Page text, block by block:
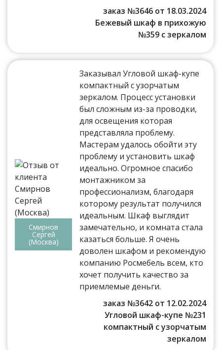
заказ №3646 от 18.03.2024
Бежевый шкаф в прихожую
№359 с зеркалом
Смирнов
Сергей
(Москва)
Заказывал Угловой шкаф-купе
компактный с узорчатым
зеркалом. Процесс установки
был сложным из-за проводки,
для освещения которая
представляла проблему.
Мастерам удалось обойти эту
проблему и установить шкаф
идеально. Огромное спасибо
монтажником за
профессионализм, благодаря
которому результат получился
идеальным. Шкаф выглядит
замечательно, и комната стала
казаться больше. Я очень
доволен шкафом и рекомендую
компанию Росмебель всем, кто
хочет получить качество за
приемлемые деньги.
заказ №3642 от 12.02.2024
Угловой шкаф-купе №231
компактный с узорчатым
зеркалом